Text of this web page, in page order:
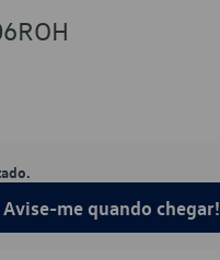
Avise-me quando chegar!